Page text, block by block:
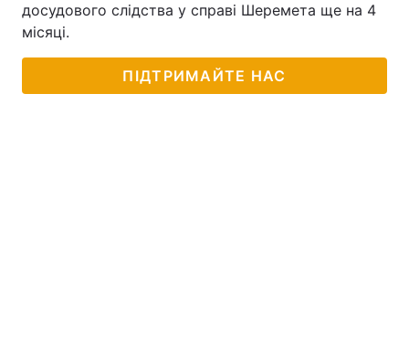
досудового слідства у справі Шеремета ще на 4
місяці.
ПІДТРИМАЙТЕ НАС